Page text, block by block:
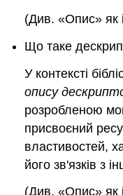
(Див. «Опис» як
Що таке
У контексті
опису
розробленою
присвоєний
властивостей,
його зв'язків з
(Див. «Опис» як